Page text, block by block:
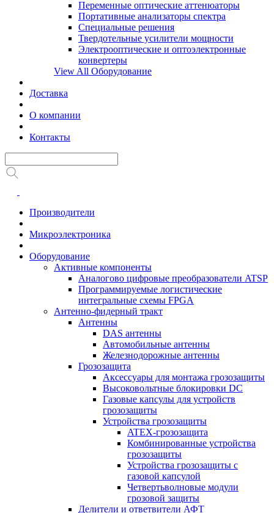
Переменные оптические аттенюаторы
Портативные анализаторы спектра
Специальные решения
Твердотельные усилители мощности
Электрооптические и оптоэлектронные
конвертеры
View All Оборудование
Доставка
О компании
Контакты
Производители
Микроэлектроника
Оборудование
Активные компоненты
Аналогово цифровые преобразователи ATSP
Программируемые логистические
интегральные схемы FPGA
Антенно-фидерный тракт
Антенны
DAS антенны
Автомобильные антенны
Железнодорожные антенны
Грозозащита
Аксессуары для монтажа грозозащиты
Высоковольтные блокировки DC
Газовые капсулы для устройств
грозозащиты
Устройства грозозащиты
ATEX-грозозащита
Комбинированные устройства
грозозащиты
Устройства грозозащиты с
газовой капсулой
Четвертьволновые модули
грозовой защиты
Делители и ответвители АФТ